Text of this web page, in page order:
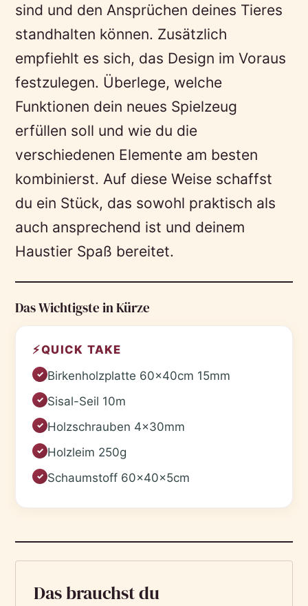
sind und den Ansprüchen deines Tieres
standhalten können. Zusätzlich
empfiehlt es sich, das Design im Voraus
festzulegen. Überlege, welche
Funktionen dein neues Spielzeug
erfüllen soll und wie du die
verschiedenen Elemente am besten
kombinierst. Auf diese Weise schaffst
du ein Stück, das sowohl praktisch als
auch ansprechend ist und deinem
Haustier Spaß bereitet.
Das Wichtigste in Kürze
⚡QUICK TAKE
✓ Birkenholzplatte 60x40cm 15mm
✓ Sisal-Seil 10m
✓ Holzschrauben 4x30mm
✓ Holzleim 250g
✓ Schaumstoff 60x40x5cm
Das brauchst du